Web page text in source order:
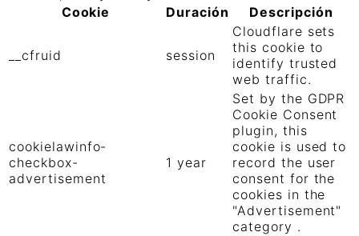
Cookie
Duración Descripción
__cfruid session
Cloudflare sets
this cookie to
identify trusted
web traffic.
cookielawinfo-
checkbox-
advertisement
1 year
Set by the GDPR
Cookie Consent
plugin, this
cookie is used to
record the user
consent for the
cookies in the
"Advertisement"
category .